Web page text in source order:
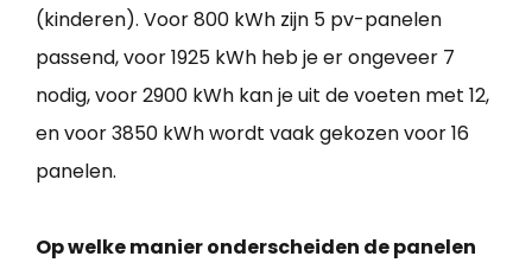
(kinderen). Voor 800 kWh zijn 5 pv-panelen
passend, voor 1925 kWh heb je er ongeveer 7
nodig, voor 2900 kWh kan je uit de voeten met 12,
en voor 3850 kWh wordt vaak gekozen voor 16
panelen.
Op welke manier onderscheiden de panelen